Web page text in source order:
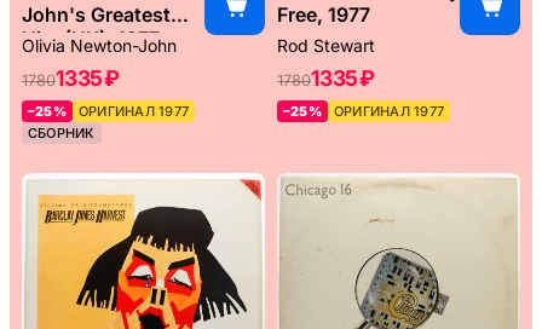
John's Greatest
Hits (UK), 1977
Olivia Newton-John
17801335 ₽
–25%
ОРИГИНАЛ 1977
СБОРНИК
Free, 1977
Rod Stewart
17801335 ₽
–25% ОРИГИНАЛ 1977